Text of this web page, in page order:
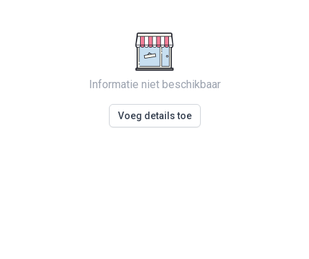
Informatie niet beschikbaar
Voeg details toe